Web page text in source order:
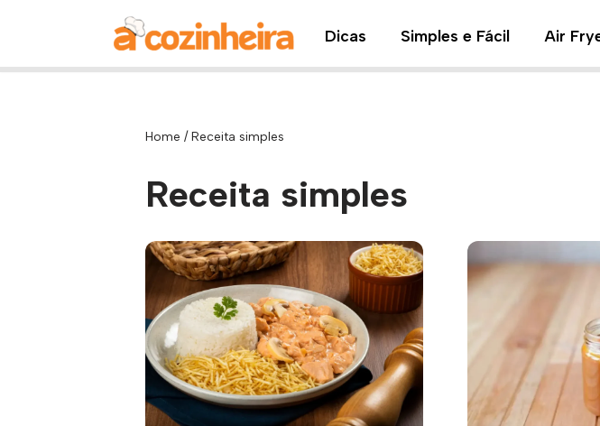
para
Dicas Simples e Fácil Air
Home /Receita simples
Receita simples